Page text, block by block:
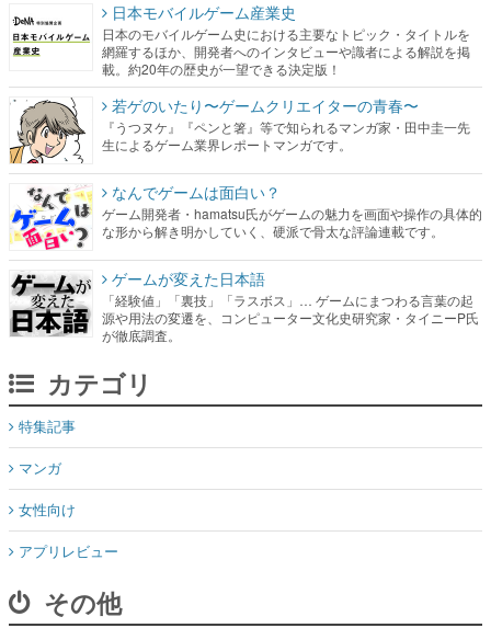
日本モバイルゲーム産業史
日本のモバイルゲーム史における主要なトピック・タイトルを
網羅するほか、開発者へのインタビューや識者による解説を掲
載。約20年の歴史が一望できる決定版！
若ゲのいたり〜ゲームクリエイターの青春〜
『うつヌケ』『ペンと箸』等で知られるマンガ家・田中圭一先
生によるゲーム業界レポートマンガです。
なんでゲームは面白い？
ゲーム開発者・hamatsu氏がゲームの魅力を画面や操作の具体的
な形から解き明かしていく、硬派で骨太な評論連載です。
ゲームが変えた日本語
「経験値」「裏技」「ラスボス」… ゲームにまつわる言葉の起
源や用法の変遷を、コンピューター文化史研究家・タイニーP氏
が徹底調査。
カテゴリ
特集記事
マンガ
女性向け
アプリレビュー
その他